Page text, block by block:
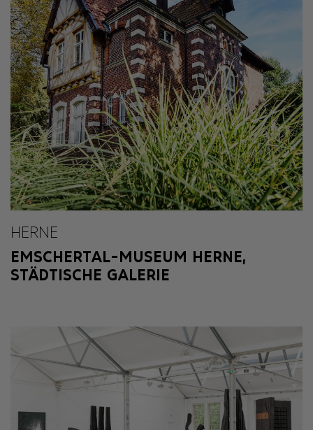
HERNE
EMSCHERTAL-MUSEUM HERNE,
STÄDTISCHE GALERIE